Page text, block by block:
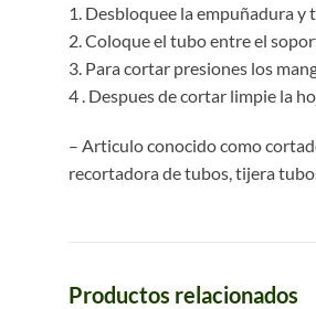
1. Desbloquee la empuñadura y
2. Coloque el tubo entre el
3. Para cortar presiones los
4 . Despues de cortar limpie la
– Articulo conocido como
recortadora de tubos, tijera
Productos relacionados